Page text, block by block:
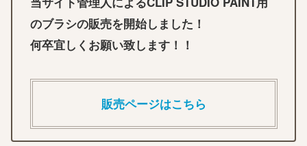
のブラシの販売を開始しました！
何卒宜しくお願い致します！！
販売ページはこちら